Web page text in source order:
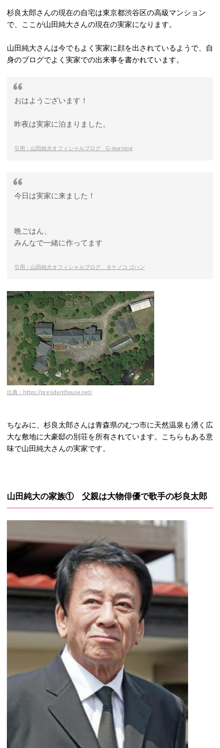
杉良太郎さんの現在の自宅は東京都渋谷区の高級マンション
で、ここが山田純大さんの現在の実家になります。
山田純大さんは今でもよく実家に顔を出されているようで、自
身のブログでよく実家での出来事を書かれています。
おはようございます！
昨夜は実家に泊まりました。
引用：山田純大オフィシャルブログ G-morning
今日は実家に来ました！
晩ごはん、
みんなで一緒に作ってます
引用：山田純大オフィシャルブログ タケノコ ゴハン
出典：https://presidenthouse.net/
ちなみに、杉良太郎さんは青森県のむつ市に天然温泉も湧く広
大な敷地に大豪邸の別荘を所有されています。こちらもある意
味で山田純大さんの実家です。
山田純大の家族① 父親は大物俳優で歌手の杉良太郎